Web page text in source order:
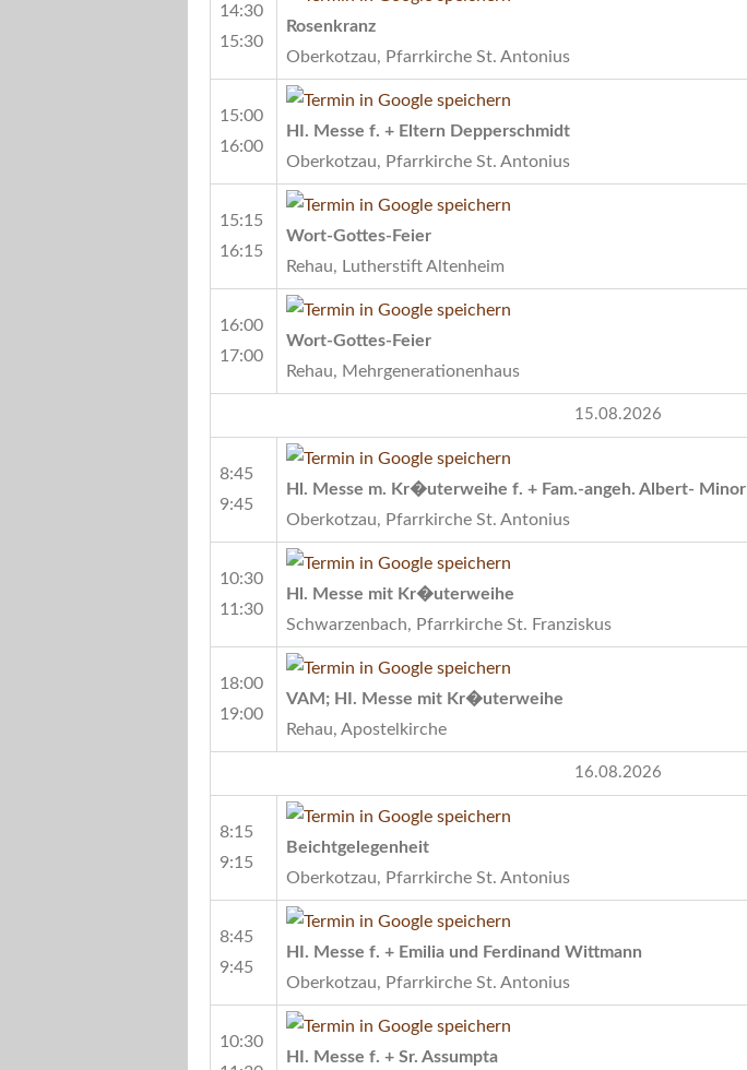
14:30
15:30
Rosenkranz
Oberkotzau, Pfarrkirche St. Antonius
15:00
16:00
HI. Messe f. + Eltern Depperschmidt
Oberkotzau, Pfarrkirche St. Antonius
15:15
16:15
Wort-Gottes-Feier
Rehau, Lutherstift Altenheim
16:00
17:00
Wort-Gottes-Feier
Rehau, Mehrgenerationenhaus
15.08.2026
8:45
9:45
Hl. Messe m. Kr�uterweihe f. + Fam.-angeh. Albert- Minor
Oberkotzau, Pfarrkirche St. Antonius
10:30
11:30
Hl. Messe mit Kr�uterweihe
Schwarzenbach, Pfarrkirche St. Franziskus
18:00
19:00
VAM; HI. Messe mit Kr�uterweihe
Rehau, Apostelkirche
16.08.2026
8:15
9:15
Beichtgelegenheit
Oberkotzau, Pfarrkirche St. Antonius
8:45
9:45
HI. Messe f. + Emilia und Ferdinand Wittmann
Oberkotzau, Pfarrkirche St. Antonius
10:30
HI. Messe f. + Sr. Assumpta